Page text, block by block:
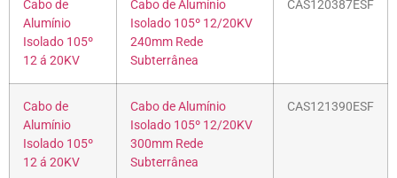
Cabo de
Alumínio
Isolado 105º
12 á 20KV
Cabo de Alumínio
Isolado 105º 12/20KV
240mm Rede
Subterrânea
CAS120387ESF
Cabo de
Alumínio
Isolado 105º
12 á 20KV
Cabo de Alumínio
Isolado 105º 12/20KV
300mm Rede
Subterrânea
CAS121390ESF